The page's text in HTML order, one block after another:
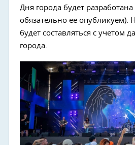
Дня города будет
обязательно ее опубликуем).
будет составляться с учетом
города.